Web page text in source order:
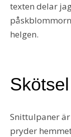
texten delar
helgen.
Snittulpaner
pryder